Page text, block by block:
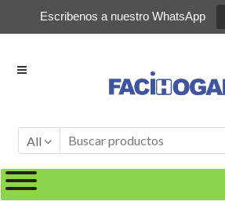
Escribenos a nuestro WhatsApp
Ir
Ir
All